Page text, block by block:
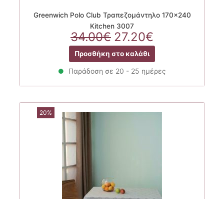
Greenwich Polo Club Τραπεζομάντηλο 170×240
Kitchen 3007
34.00€ Original
price
was:
34.00€.
27.20€
τρέχουσα
τιμή
είναι:
27.20€.
Προσθήκη στο καλάθι
Παράδοση σε 20 - 25 ημέρες
20%